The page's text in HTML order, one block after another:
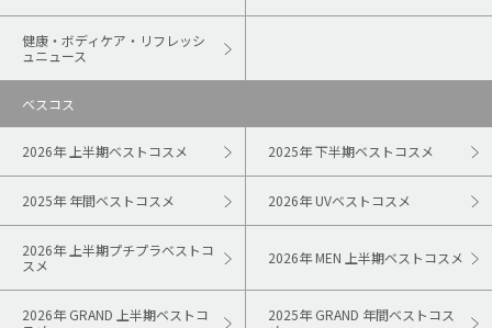
健康・ボディケア・リフレッシ
ュニュース
ベスコス
2026年 上半期ベストコスメ 2025年 下半期ベストコスメ
2025年 年間ベストコスメ 2026年 UVベストコスメ
2026年 上半期プチプラベストコ
スメ
2026年 MEN 上半期ベストコスメ
2026年 GRAND 上半期ベストコ
2025年 GRAND 年間ベストコス